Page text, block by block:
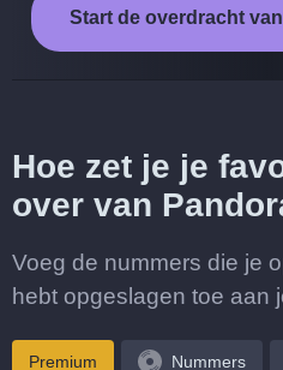
Start de overdracht
Hoe zet je je
over van
Voeg de nummers die je
hebt opgeslagen toe aan
Premium Nummers